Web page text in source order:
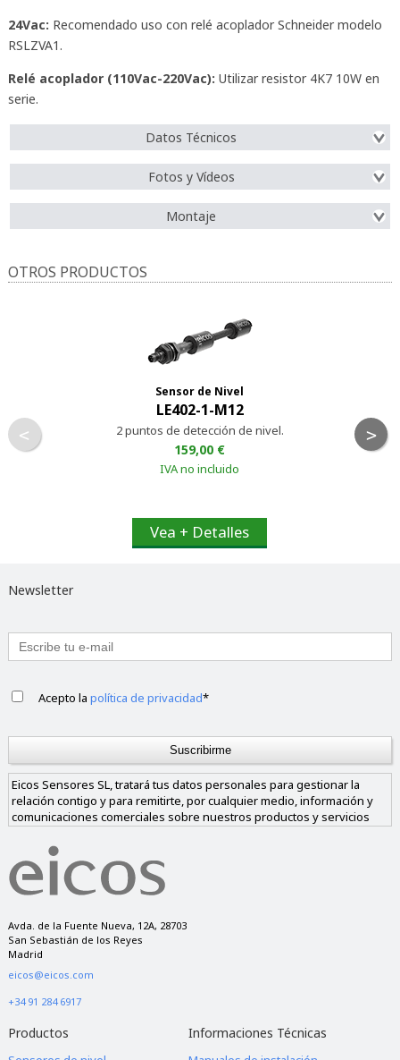
24Vac: Recomendado uso con relé acoplador Schneider modelo
RSLZVA1.
Relé acoplador (110Vac-220Vac): Utilizar resistor 4K7 10W en
serie.
Datos Técnicos
Fotos y Vídeos
Montaje
OTROS PRODUCTOS
<
Sensor de Nivel
LE402-1-M12
2 puntos de detección de nivel.
159,00 €
IVA no incluido
Vea + Detalles
>
Newsletter
Acepto lapolítica de privacidad*
Eicos Sensores SL, tratará tus datos personales para gestionar la
relación contigo y para remitirte, por cualquier medio, información y
comunicaciones comerciales sobre nuestros productos y servicios
nuestro grupo si nos das tu consentimiento y nunca a empresas
ajenas al mismo. Tienes derecho a acceder, rectificar y suprimir los
datos, así como a otros derechos, como se explica en nuestra política
de privacidad.
Avda. de la Fuente Nueva, 12A, 28703
San Sebastián de los Reyes
Madrid
eicos@eicos.com
+34 91 284 6917
Productos Informaciones Técnicas